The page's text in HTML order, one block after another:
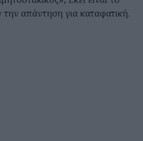
απάντηση για καταφατική.